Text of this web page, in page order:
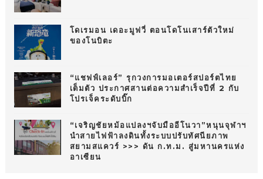
โดเรมอน เดอะมูฟวี่ ตอนโดโนเสาร์ตัวใหม่
ของโนบิตะ
“แชฟฟ์เลอร์” รุกวงการมอเตอร์สปอร์ตไทย
เต็มตัว ประกาศสานต่อความสำเร็จปีที่ 2 กับ
โปรเจ็คระดับบิ๊ก
“เจริญชัยหม้อแปลงฯจับมืออีโนวา”หนุนจุฬาฯ
นำสายไฟฟ้าลงดินทั้งระบบปรับทัศนียภาพ
สยามสแควร์ >>> ดัน ก.ท.ม. สู่มหานครแห่ง
อาเซียน